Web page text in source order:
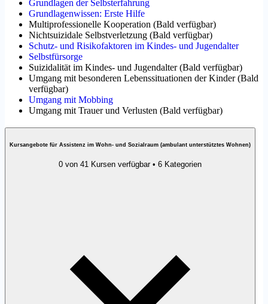
Grundlagen der Selbsterfahrung
Grundlagenwissen: Erste Hilfe
Multiprofessionelle Kooperation (Bald verfügbar)
Nichtsuizidale Selbstverletzung (Bald verfügbar)
Schutz- und Risikofaktoren im Kindes- und Jugendalter
Selbstfürsorge
Suizidalität im Kindes- und Jugendalter(Bald verfügbar)
Umgang mit besonderen Lebenssituationen der Kinder(Bald
verfügbar)
Umgang mit Mobbing
Umgang mit Trauer und Verlusten (Bald verfügbar)
Kursangebote für Assistenz im Wohn- und Sozialraum (ambulant unterstütztes Wohnen)
0 von 41 Kursen verfügbar • 6 Kategorien